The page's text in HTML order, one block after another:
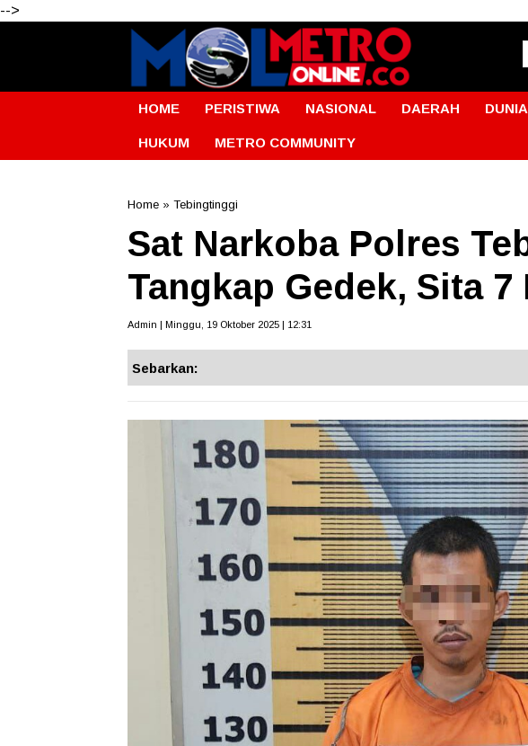
-->
HOME PERISTIWA NASIONAL DAERAH DUNIA
HUKUM METRO COMMUNITY
Home » Tebingtinggi
Sat Narkoba Polres
Tangkap Gedek, Sita 7
Admin | Minggu, 19 Oktober 2025 | 12:31
Sebarkan: